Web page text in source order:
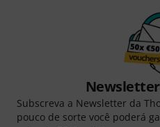
Subscreva a Newsletter da
pouco de sorte você poderá